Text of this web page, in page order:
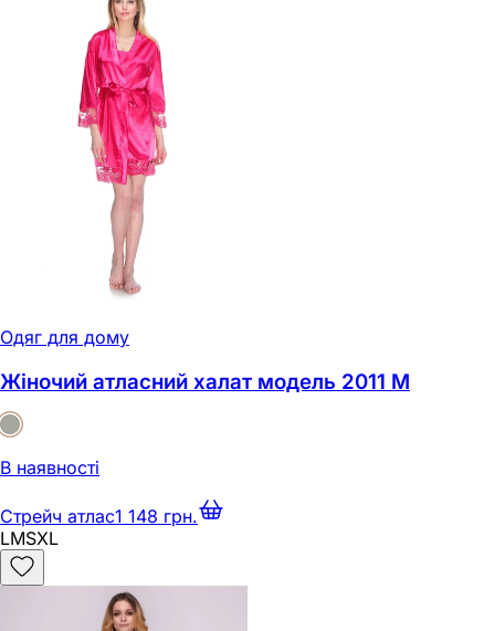
Одяг для дому
Жіночий атласний халат модель 2011 M
В наявності
Стрейч атлас1 148 грн.
LMSXL